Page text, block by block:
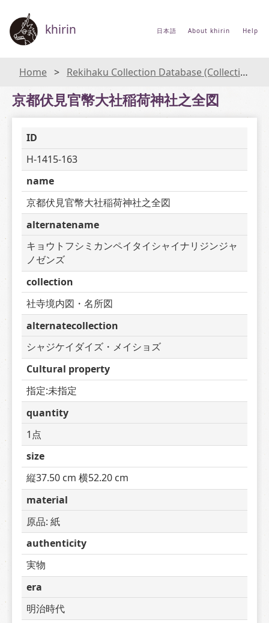
khirin 日本語 About khirin Help
Home Rekihaku Collection Database (Collections Database of the National Museum of Japanese History)
京都伏見官幣大社稲荷神社之全図
ID
H-1415-163
name
京都伏見官幣大社稲荷神社之全図
alternatename
キョウトフシミカンペイタイシャイナリジンジャ
ノゼンズ
collection
社寺境内図・名所図
alternatecollection
シャジケイダイズ・メイショズ
Cultural property
指定:未指定
quantity
1点
size
縦37.50 cm 横52.20 cm
material
原品: 紙
authenticity
実物
era
明治時代